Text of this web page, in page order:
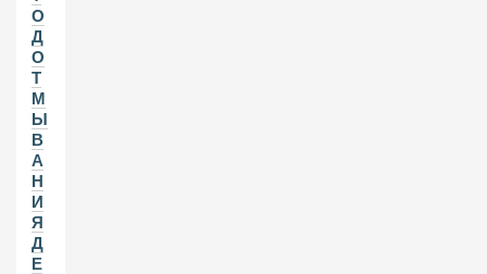
О
Д
О
Т
М
Ы
В
А
Н
И
Я
Д
Е